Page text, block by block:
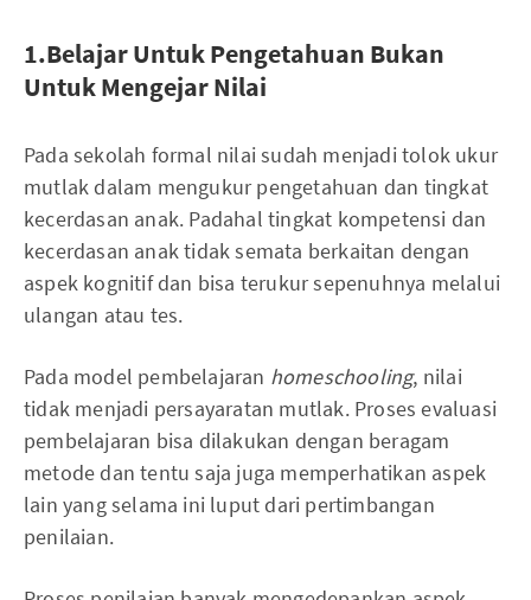
1.Belajar Untuk Pengetahuan Bukan
Untuk Mengejar Nilai
Pada sekolah formal nilai sudah menjadi tolok ukur
mutlak dalam mengukur pengetahuan dan tingkat
kecerdasan anak. Padahal tingkat kompetensi dan
kecerdasan anak tidak semata berkaitan dengan
aspek kognitif dan bisa terukur sepenuhnya melalui
ulangan atau tes.
Pada model pembelajaran homeschooling, nilai
tidak menjadi persayaratan mutlak. Proses evaluasi
pembelajaran bisa dilakukan dengan beragam
metode dan tentu saja juga memperhatikan aspek
lain yang selama ini luput dari pertimbangan
penilaian.